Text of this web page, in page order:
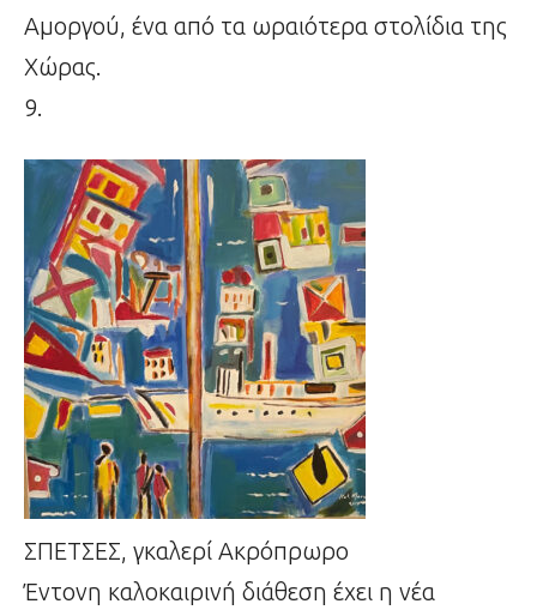
Αμοργού, ένα από τα ωραιότερα στολίδια της
Χώρας.
9.
ΣΠΕΤΣΕΣ, γκαλερί Ακρόπρωρο
Έντονη καλοκαιρινή διάθεση έχει η νέα